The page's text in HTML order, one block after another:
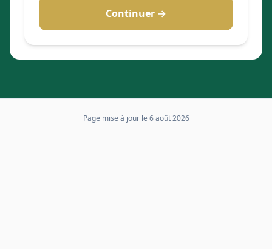
Continuer →
Page mise à jour le 6 août 2026